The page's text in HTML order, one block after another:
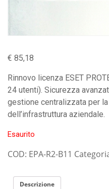
€ 85,18
Rinnovo licenza ESET
24 utenti). Sicurezza
gestione centralizzata per
dell’infrastruttura aziendale.
Esaurito
COD: EPA-R2-B11
Descrizione